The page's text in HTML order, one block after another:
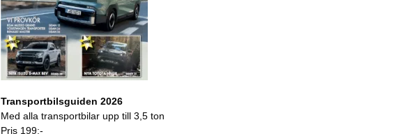
Transportbilsguiden 2026
Med alla transportbilar upp till 3,5 ton
Pris 199:-